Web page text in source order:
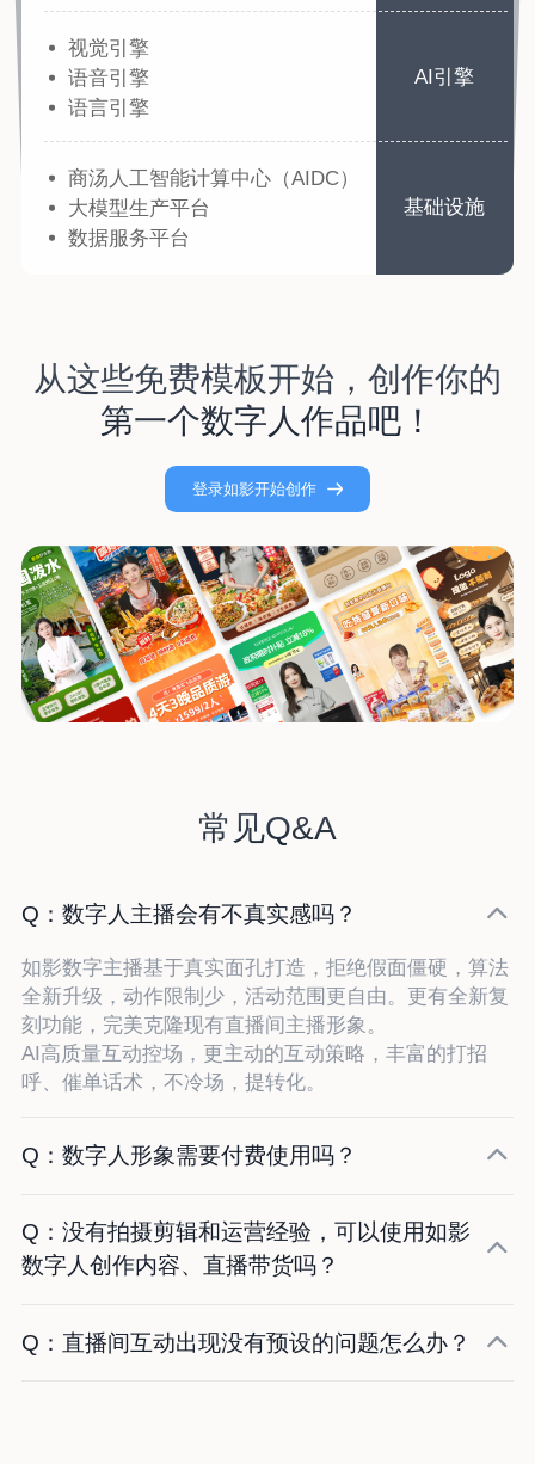
视觉引擎
语音引擎
语言引擎
AI引擎
商汤人工智能计算中心（AIDC）
大模型生产平台
数据服务平台
基础设施
从这些免费模板开始，创作你的
第一个数字人作品吧！
登录如影开始创作
常见Q&A
Q：数字人主播会有不真实感吗？
如影数字主播基于真实面孔打造，拒绝假面僵硬，算法
全新升级，动作限制少，活动范围更自由。更有全新复
刻功能，完美克隆现有直播间主播形象。
AI高质量互动控场，更主动的互动策略，丰富的打招
呼、催单话术，不冷场，提转化。
Q：数字人形象需要付费使用吗？
Q：没有拍摄剪辑和运营经验，可以使用如影
数字人创作内容、直播带货吗？
Q：直播间互动出现没有预设的问题怎么办？